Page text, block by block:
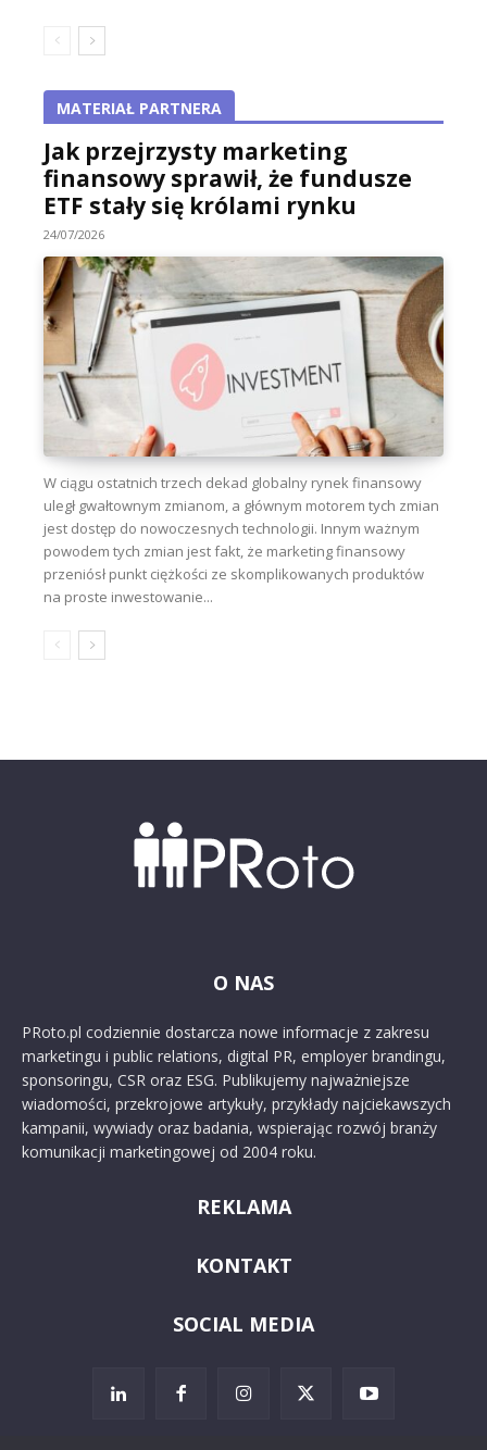
MATERIAŁ PARTNERA
Jak przejrzysty marketing
finansowy sprawił, że fundusze
ETF stały się królami rynku
24/07/2026
W ciągu ostatnich trzech dekad globalny rynek finansowy
uległ gwałtownym zmianom, a głównym motorem tych zmian
jest dostęp do nowoczesnych technologii. Innym ważnym
powodem tych zmian jest fakt, że marketing finansowy
przeniósł punkt ciężkości ze skomplikowanych produktów
na proste inwestowanie...
O NAS
PRoto.pl codziennie dostarcza nowe informacje z zakresu
marketingu i public relations, digital PR, employer brandingu,
sponsoringu, CSR oraz ESG. Publikujemy najważniejsze
wiadomości, przekrojowe artykuły, przykłady najciekawszych
kampanii, wywiady oraz badania, wspierając rozwój branży
komunikacji marketingowej od 2004 roku.
REKLAMA
KONTAKT
SOCIAL MEDIA